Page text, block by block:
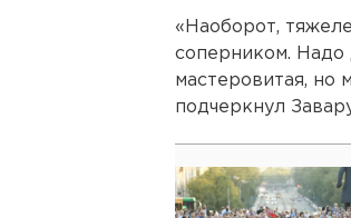
«Наоборот,
соперником. Надо
мастеровитая, но
подчеркнул